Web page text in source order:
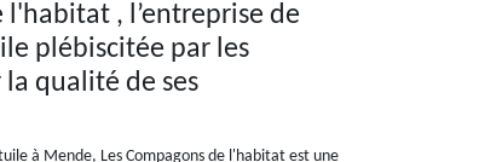
l'habitat , l’entreprise de
plébiscitée par les
qualité de ses
à Mende, Les Compagons de l'habitat est une